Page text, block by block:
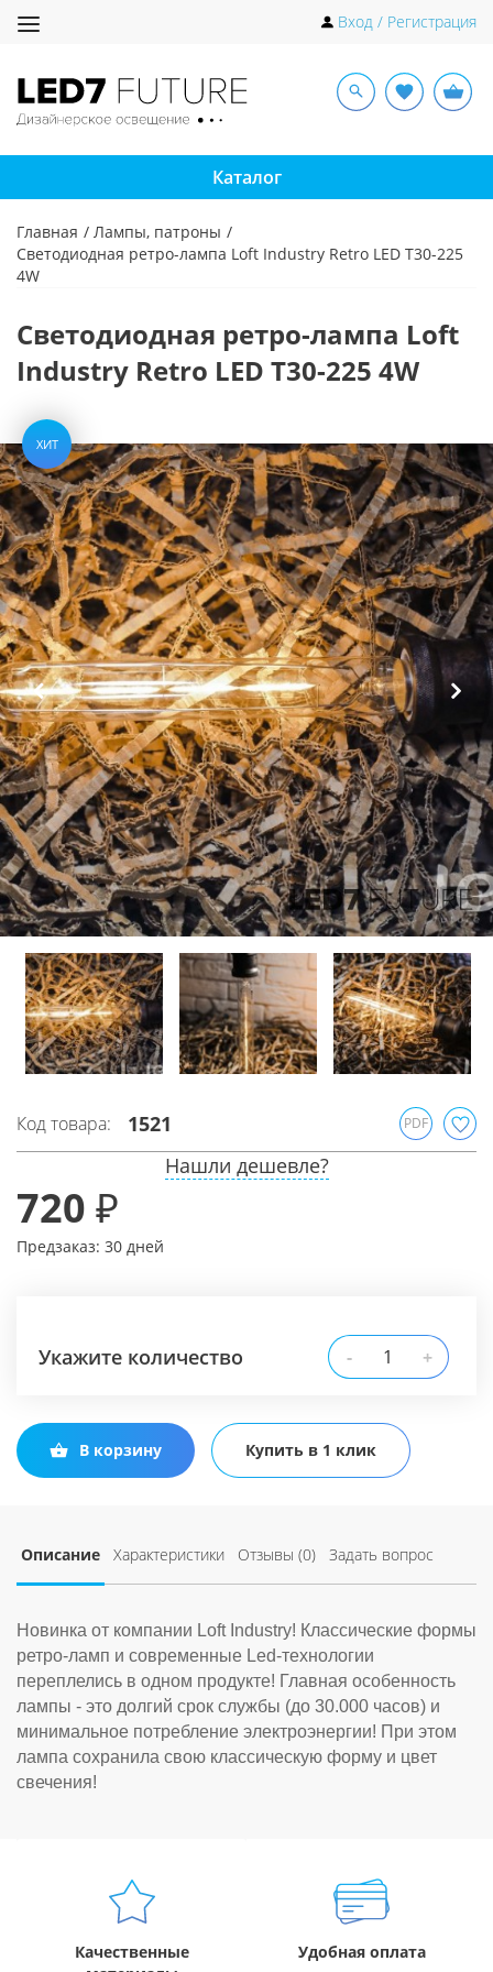
Toggle
Вход / Регистрация
Каталог
Главная
Лампы, патроны
Светодиодная ретро-лампа Loft Industry Retro LED T30-225
4W
Светодиодная ретро-лампа Loft
Industry Retro LED T30-225 4W
ХИТ
Previous
Код товара: 1521 PDF
720 ₽
Предзаказ: 30 дней
Нашли дешевле?
Укажите количество - +
В корзину Купить в 1 клик
Описание Характеристики Отзывы (0) Задать вопрос
Новинка от компании Loft Industry! Классические формы
ретро-ламп и современные Led-технологии
переплелись в одном продукте! Главная особенность
лампы - это долгий срок службы (до 30.000 часов) и
минимальное потребление электроэнергии! При этом
лампа сохранила свою классическую форму и цвет
свечения!
Качественные
Удобная оплата